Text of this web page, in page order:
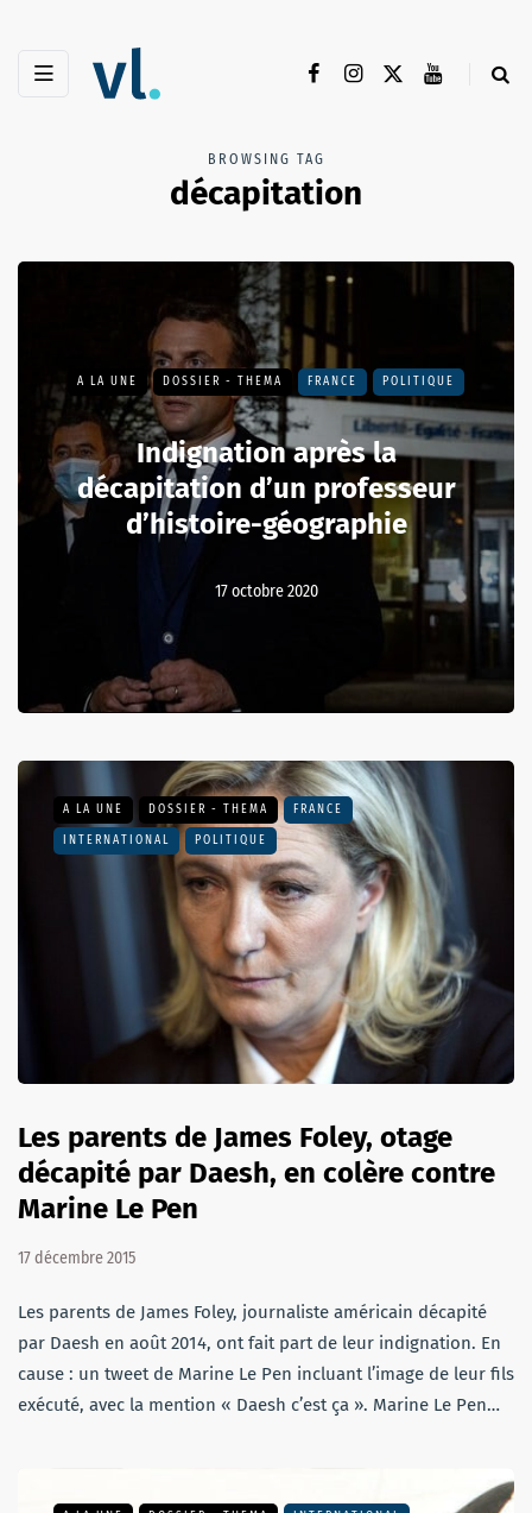
BROWSING TAG
décapitation
A LA UNE DOSSIER - THEMA FRANCE POLITIQUE
Indignation après la
décapitation d’un professeur
d’histoire-géographie
17 octobre 2020
A LA UNE DOSSIER - THEMA FRANCE
INTERNATIONAL POLITIQUE
Les parents de James Foley, otage
décapité par Daesh, en colère contre
Marine Le Pen
17 décembre 2015
Les parents de James Foley, journaliste américain décapité
par Daesh en août 2014, ont fait part de leur indignation. En
cause : un tweet de Marine Le Pen incluant l’image de leur fils
exécuté, avec la mention « Daesh c’est ça ». Marine Le Pen…